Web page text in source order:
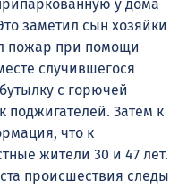
у дома
заметил сын хозяйки
пожар при помощи
случившегося
с горючей
поджигателей. Затем к
что к
жители 30 и 47 лет.
происшествия следы